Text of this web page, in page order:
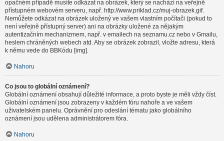
opačném případě musíte odkázat na obrázek, který se nachází na veřejně
přístupném webovém serveru, např. http://www.priklad.cz/muj-obrazek.gif.
Nemůžete odkázat na obrázek uložený ve vašem vlastním počítači (pokud to
není veřejně přístupný server) ani na obrázky uložené za nějakým
autentizačním mechanizmem, např. v emailech na seznamu.cz nebo v Gmailu,
heslem chráněných webech atd. Aby se obrázek zobrazil, vložte adresu, která
k němu vede do BBKódu [img].
Nahoru
Co jsou to globální oznámení?
Globální oznámení obsahují důležité informace, a proto byste je měli vždy číst.
Globální oznámení jsou zobrazeny v každém fóru nahoře a ve vašem
uživatelském panelu. Oprávnění pro odeslání tématu jako globálního
oznámení jsou udělena administrátorem fóra.
Nahoru